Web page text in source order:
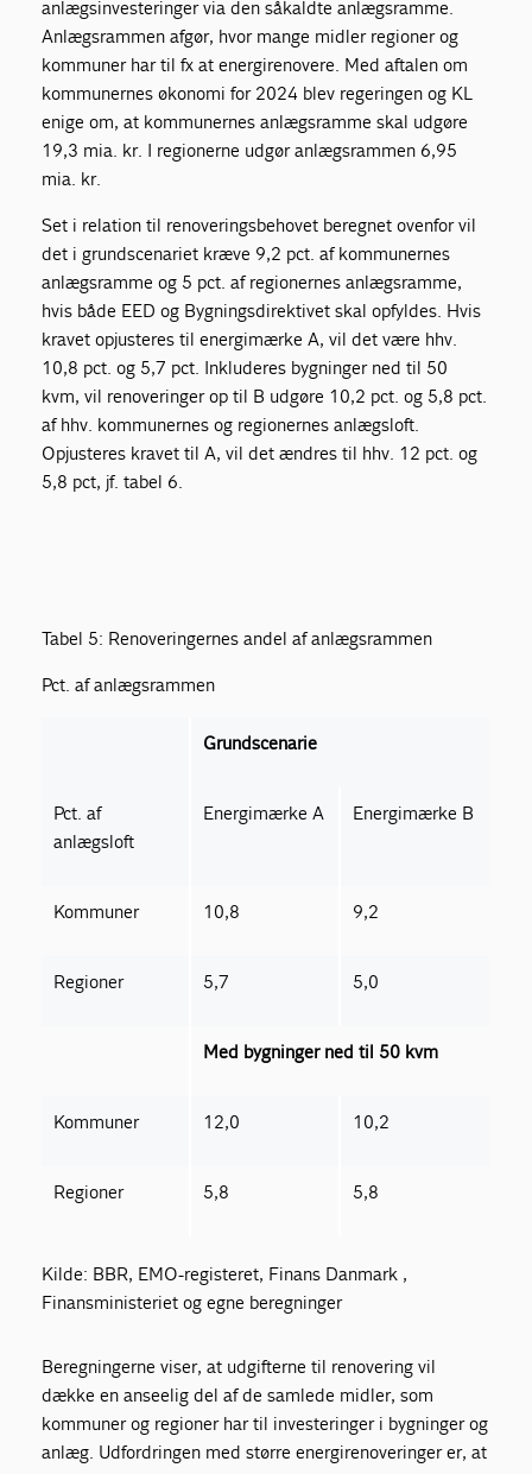
anlægsinvesteringer via den såkaldte anlægsramme.
Anlægsrammen afgør, hvor mange midler regioner og
kommuner har til fx at energirenovere. Med aftalen om
kommunernes økonomi for 2024 blev regeringen og KL
enige om, at kommunernes anlægsramme skal udgøre
19,3 mia. kr. I regionerne udgør anlægsrammen 6,95
mia. kr.
Set i relation til renoveringsbehovet beregnet ovenfor vil
det i grundscenariet kræve 9,2 pct. af kommunernes
anlægsramme og 5 pct. af regionernes anlægsramme,
hvis både EED og Bygningsdirektivet skal opfyldes. Hvis
kravet opjusteres til energimærke A, vil det være hhv.
10,8 pct. og 5,7 pct. Inkluderes bygninger ned til 50
kvm, vil renoveringer op til B udgøre 10,2 pct. og 5,8 pct.
af hhv. kommunernes og regionernes anlægsloft.
Opjusteres kravet til A, vil det ændres til hhv. 12 pct. og
5,8 pct, jf. tabel 6.
Tabel 5: Renoveringernes andel af anlægsrammen
Pct. af anlægsrammen
Grundscenarie
Pct. af
anlægsloft
Energimærke A Energimærke B
Kommuner 10,8 9,2
Regioner 5,7 5,0
Med bygninger ned til 50 kvm
Kommuner 12,0 10,2
Regioner 5,8 5,8
Kilde: BBR, EMO-registeret, Finans Danmark ,
Finansministeriet og egne beregninger
Beregningerne viser, at udgifterne til renovering vil
dække en anseelig del af de samlede midler, som
kommuner og regioner har til investeringer i bygninger og
anlæg. Udfordringen med større energirenoveringer er, at